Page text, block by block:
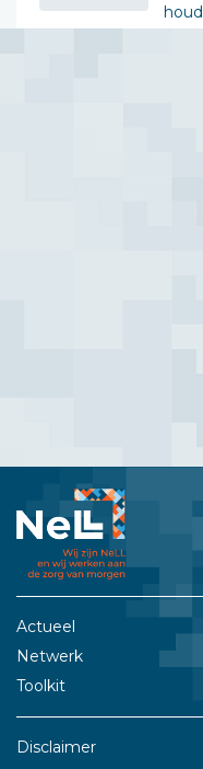
Actueel
Netwerk
Toolkit
Disclaimer